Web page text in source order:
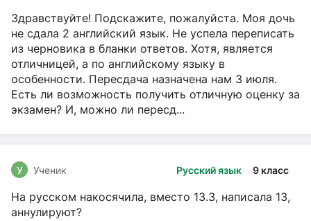
Здравствуйте! Подскажите, пожалуйста. Моя дочь
не сдала 2 английский язык. Не успела переписать
из черновика в бланки ответов. Хотя, является
отличницей, а по английскому языку в
особенности. Пересдача назначена нам 3 июля.
Есть ли возможность получить отличную оценку за
экзамен? И, можно ли пересд...
Русский язык 9 класс
У Ученик
На русском накосячила, вместо 13.3, написала 13,
аннулируют?